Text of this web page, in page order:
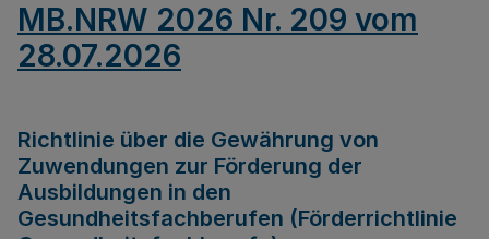
MB.NRW 2026 Nr. 209 vom
28.07.2026
Richtlinie über die Gewährung von
Zuwendungen zur Förderung der
Ausbildungen in den
Gesundheitsfachberufen (Förderrichtlinie